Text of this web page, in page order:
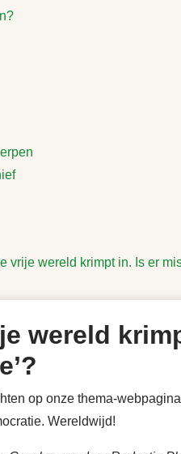
vrije wereld krimpt in. Is er
wereld
op onze thema-
Wereldwijd!